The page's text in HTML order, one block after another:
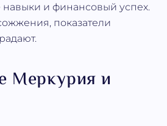
и финансовый успех.
показатели
Меркурия и